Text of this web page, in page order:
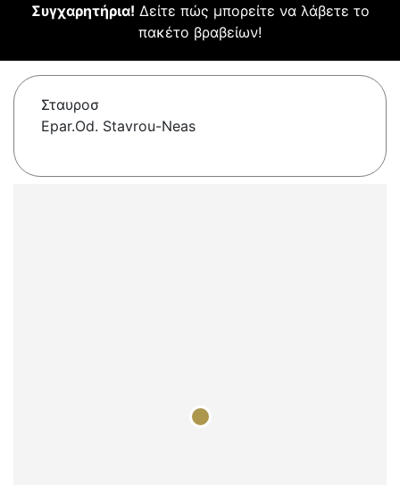
Συγχαρητήρια! Δείτε πώς μπορείτε να λάβετε το
πακέτο βραβείων!
Σταυροσ
Epar.Od. Stavrou-Neas